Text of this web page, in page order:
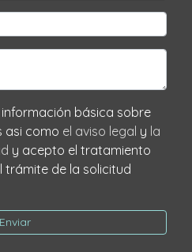
protección de datos asi como el aviso legal y la
y acepto el tratamiento
trámite de la solicitud
Enviar